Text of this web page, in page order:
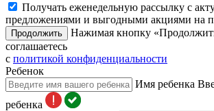
Получать еженедельную рассылку с
предложениями и выгодными акциями на
Продолжить
Нажимая кнопку
соглашаетесь
с политикой конфиденциальности
Ребенок
Имя ребенка
ребенка